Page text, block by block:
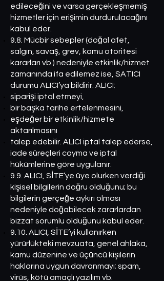
edileceğini ve varsa gerçekleşmemiş
hizmetler için erişimin durdurulacağını
kabul eder.
9.8. Mücbir sebepler (doğal afet,
salgın, savaş, grev, kamu otoritesi
kararları vb.) nedeniyle etkinlik/hizmet
zamanında ifa edilemez ise, SATICI
durumu ALICI’ya bildirir. ALICI;
siparişi iptal etmeyi,
bir başka tarihe ertelenmesini,
eşdeğer bir etkinlik/hizmete
aktarılmasını
talep edebilir. ALICI iptal talep ederse,
iade süreçleri cayma ve iptal
hükümlerine göre uygulanır.
9.9. ALICI, SİTE’ye üye olurken verdiği
kişisel bilgilerin doğru olduğunu; bu
bilgilerin gerçeğe aykırı olması
nedeniyle doğabilecek zararlardan
bizzat sorumlu olduğunu kabul eder.
9.10. ALICI, SİTE’yi kullanırken
yürürlükteki mevzuata, genel ahlaka,
kamu düzenine ve üçüncü kişilerin
haklarına uygun davranmayı; spam,
virüs, kötü amaçlı yazılım vb.